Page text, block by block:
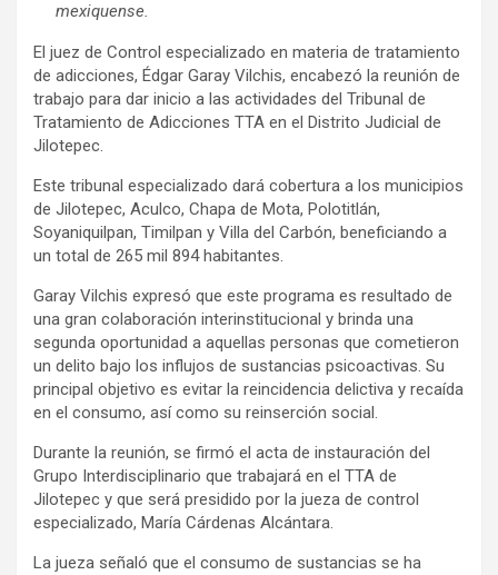
mexiquense.
El juez de Control especializado en materia de tratamiento
de adicciones, Édgar Garay Vilchis, encabezó la reunión de
trabajo para dar inicio a las actividades del Tribunal de
Tratamiento de Adicciones TTA en el Distrito Judicial de
Jilotepec.
Este tribunal especializado dará cobertura a los municipios
de Jilotepec, Aculco, Chapa de Mota, Polotitlán,
Soyaniquilpan, Timilpan y Villa del Carbón, beneficiando a
un total de 265 mil 894 habitantes.
Garay Vilchis expresó que este programa es resultado de
una gran colaboración interinstitucional y brinda una
segunda oportunidad a aquellas personas que cometieron
un delito bajo los influjos de sustancias psicoactivas. Su
principal objetivo es evitar la reincidencia delictiva y recaída
en el consumo, así como su reinserción social.
Durante la reunión, se firmó el acta de instauración del
Grupo Interdisciplinario que trabajará en el TTA de
Jilotepec y que será presidido por la jueza de control
especializado, María Cárdenas Alcántara.
La jueza señaló que el consumo de sustancias se ha